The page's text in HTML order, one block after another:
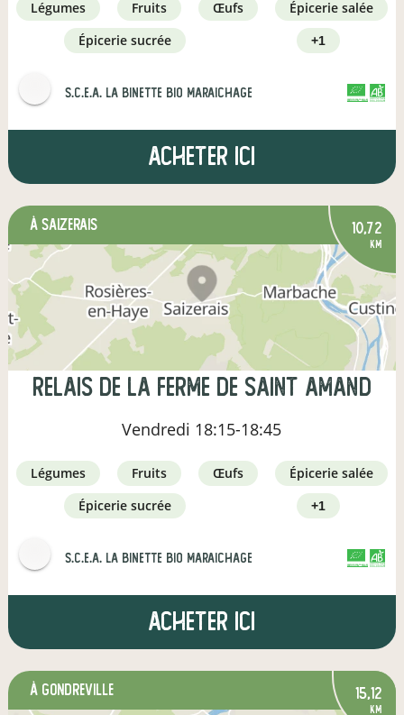
légumes fruits œufs
épicerie salée
épicerie sucrée
+1
s.c.e.a. la binette bio maraichage
Acheter ici
à Saizerais 10,72
km
Relais de la ferme de saint Amand
Vendredi 18:15-18:45
légumes fruits œufs
épicerie salée
épicerie sucrée
+1
s.c.e.a. la binette bio maraichage
Acheter ici
à Gondreville 15,12
km